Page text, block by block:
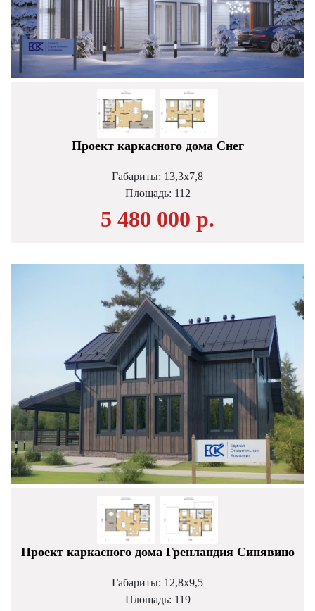
Проект каркасного дома Снег
Габариты: 13,3х7,8
Площадь: 112
5 480 000 р.
Проект каркасного дома Гренландия Синявино
Габариты: 12,8х9,5
Площадь: 119